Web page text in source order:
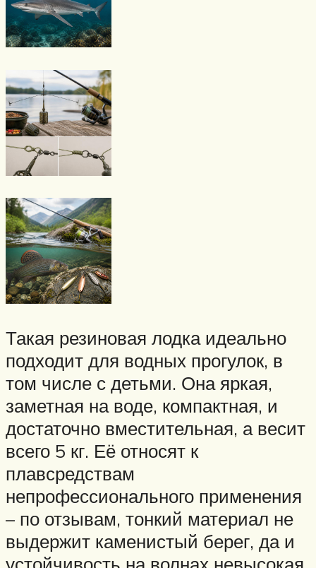
Такая резиновая лодка идеально
подходит для водных прогулок, в
том числе с детьми. Она яркая,
заметная на воде, компактная, и
достаточно вместительная, а весит
всего 5 кг. Её относят к
плавсредствам
непрофессионального применения
– по отзывам, тонкий материал не
выдержит каменистый берег, да и